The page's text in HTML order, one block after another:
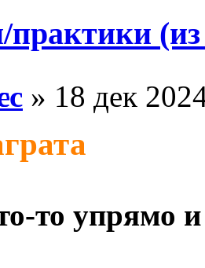
» 18 дек
то упрямо